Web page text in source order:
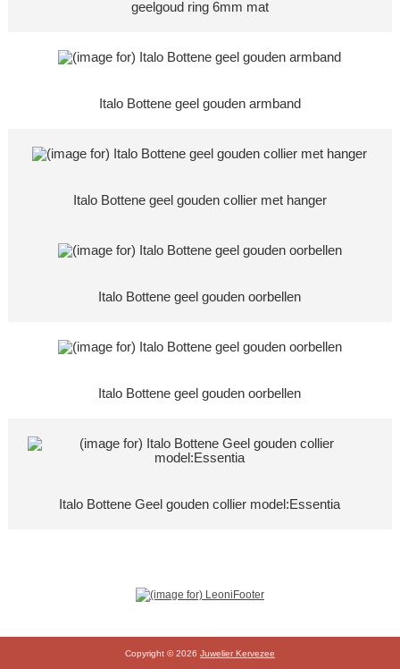
geelgoud ring 6mm mat
Italo Bottene geel gouden armband
Italo Bottene geel gouden collier met hanger
Italo Bottene geel gouden oorbellen
Italo Bottene geel gouden oorbellen
Italo Bottene Geel gouden collier model:Essentia
Copyright © 2026 Juwelier Kervezee